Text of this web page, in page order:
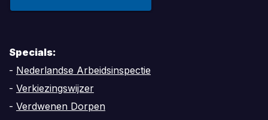
Specials:
- Nederlandse Arbeidsinspectie
- Verkiezingswijzer
- Verdwenen Dorpen